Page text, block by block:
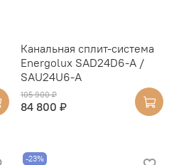
Канальная сплит-система
Energolux SAD24D6-A /
SAU24U6-A
105 900 ₽
84 800 ₽
-23%